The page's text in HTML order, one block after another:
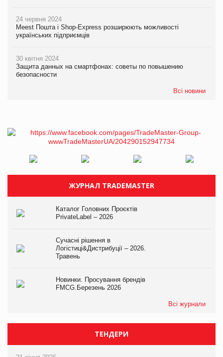
24 червня 2024
Meest Пошта і Shop-Express розширюють можливості
українських підприємців
30 квітня 2024
Защита данных на смартфонах: советы по повышению
безопасности
Всі новини
ЖУРНАЛ TRADEMASTER
Каталог Головних Проєктів
PrivateLabel – 2026
Сучасні рішення в
Логістиці&Дистрибуції – 2026.
Травень
Новинки. Просування брендів
FMCG.Березень 2026
Всі журнали
ТЕНДЕРИ